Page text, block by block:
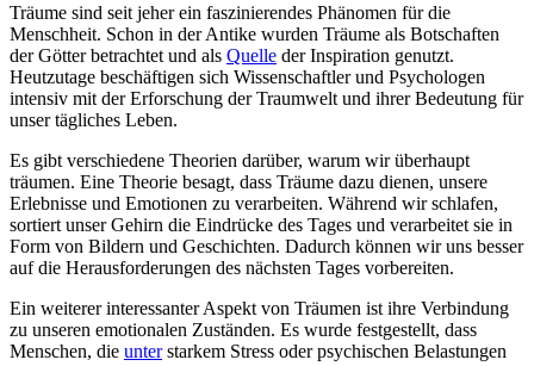
Träume sind seit jeher ein faszinierendes Phänomen für die
Menschheit. Schon in der Antike wurden Träume als Botschaften
der Götter betrachtet und als Quelle der Inspiration genutzt.
Heutzutage beschäftigen sich Wissenschaftler und Psychologen
intensiv mit der Erforschung der Traumwelt und ihrer Bedeutung für
unser tägliches Leben.
Es gibt verschiedene Theorien darüber, warum wir überhaupt
träumen. Eine Theorie besagt, dass Träume dazu dienen, unsere
Erlebnisse und Emotionen zu verarbeiten. Während wir schlafen,
sortiert unser Gehirn die Eindrücke des Tages und verarbeitet sie in
Form von Bildern und Geschichten. Dadurch können wir uns besser
auf die Herausforderungen des nächsten Tages vorbereiten.
Ein weiterer interessanter Aspekt von Träumen ist ihre Verbindung
zu unseren emotionalen Zuständen. Es wurde festgestellt, dass
Menschen, die unterstarkem Stress oder psychischen Belastungen